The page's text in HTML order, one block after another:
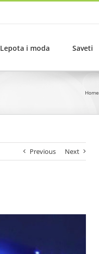
Lepota i moda Saveti
Home
Previous Next